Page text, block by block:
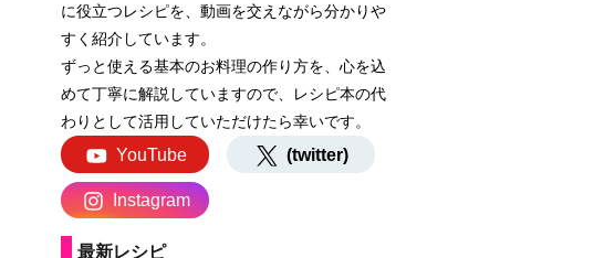
に役立つレシピを、動画を交えながら分かりや
すく紹介しています。
ずっと使える基本のお料理の作り方を、心を込
めて丁寧に解説していますので、レシピ本の代
わりとして活用していただけたら幸いです。
YouTube (twitter)
Instagram
最新レシピ